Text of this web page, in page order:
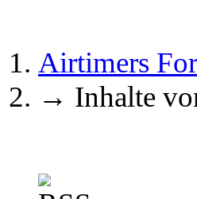
Airtimers
→ Inhalte